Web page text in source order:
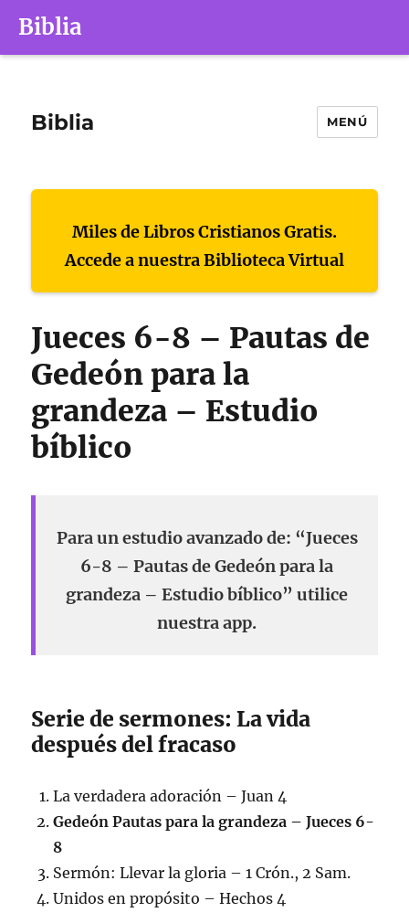
Biblia
Biblia MENÚ
Miles de Libros Cristianos Gratis.
Accede a nuestra Biblioteca Virtual
Jueces 6-8 – Pautas de
Gedeón para la
grandeza – Estudio
bíblico
Para un estudio avanzado de: “Jueces
6-8 – Pautas de Gedeón para la
grandeza – Estudio bíblico” utilice
nuestra app.
Serie de sermones: La vida
después del fracaso
La verdadera adoración – Juan 4
Gedeón Pautas para la grandeza – Jueces 6-
8
Sermón: Llevar la gloria – 1 Crón., 2 Sam.
Unidos en propósito – Hechos 4